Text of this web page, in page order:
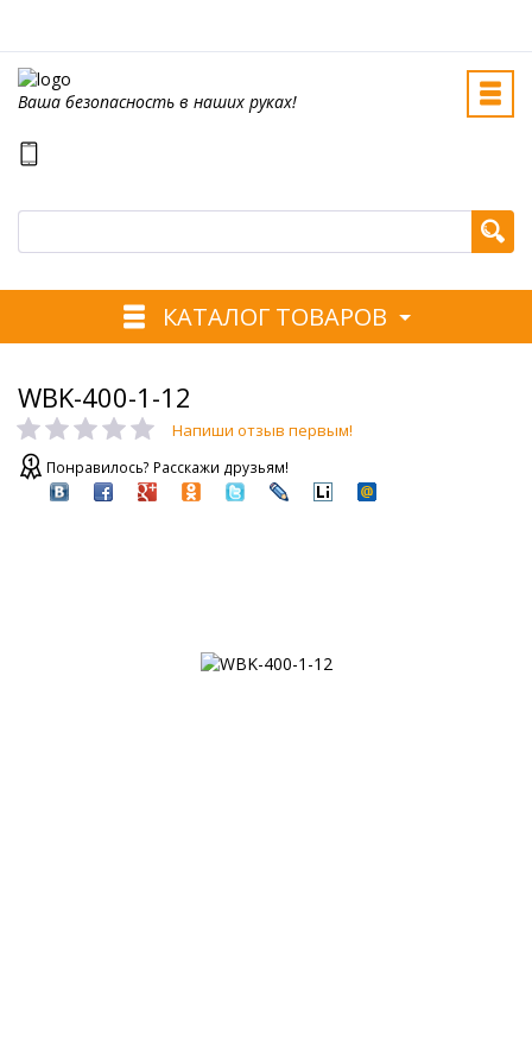
Ваша безопасность в наших руках!
КАТАЛОГ ТОВАРОВ
WBK-400-1-12
Напиши отзыв первым!
Понравилось? Расскажи друзьям!